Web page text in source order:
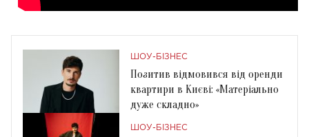
ШОУ-БІЗНЕС
Позитив відмовився від оренди
квартири в Києві: «Матеріально
дуже складно»
ШОУ-БІЗНЕС